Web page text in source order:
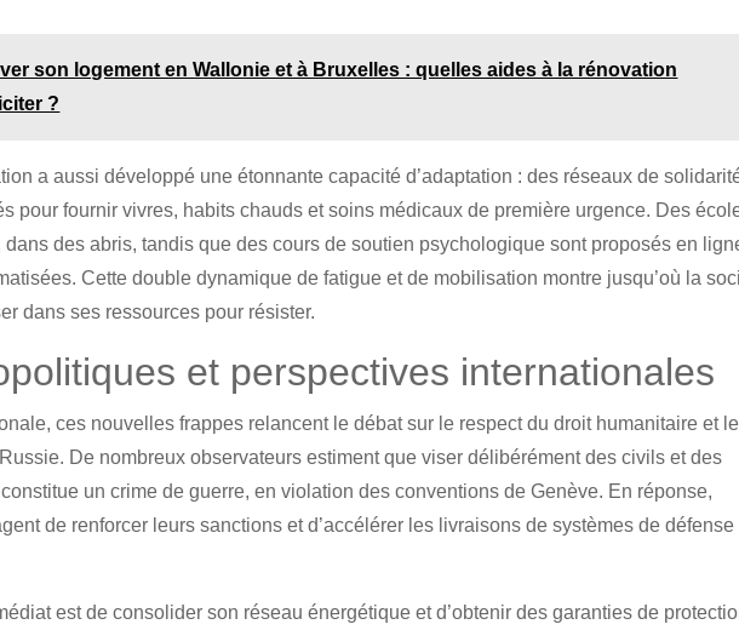
son logement en Wallonie et à Bruxelles : quelles aides à la rénovation
?
a aussi développé une étonnante capacité d’adaptation : des réseaux de
pour fournir vivres, habits chauds et soins médicaux de première urgence. Des
dans des abris, tandis que des cours de soutien psychologique sont proposés en
Cette double dynamique de fatigue et de mobilisation montre jusqu’où la
dans ses ressources pour résister.
et perspectives internationales
ces nouvelles frappes relancent le débat sur le respect du droit humanitaire et
De nombreux observateurs estiment que viser délibérément des civils et des
un crime de guerre, en violation des conventions de Genève. En réponse,
de renforcer leurs sanctions et d’accélérer les livraisons de systèmes de défense
est de consolider son réseau énergétique et d’obtenir des garanties de